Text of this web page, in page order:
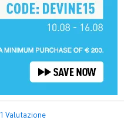
1 Valutazione